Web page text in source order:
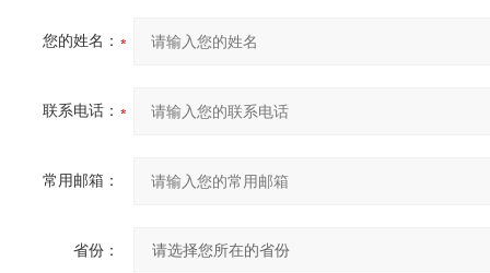
您的姓名：
联系电话：
常用邮箱：
省份：